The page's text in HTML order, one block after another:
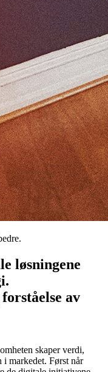
løsningene
av
skaper verdi,
markedet. Først når